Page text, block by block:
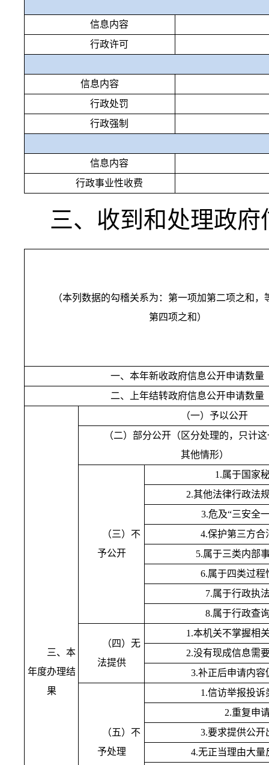
信息内容
行政许可
信息内容
行政处罚
行政强制
信息内容
行政事业性收费
三、收到和处理政
（本列数据的勾稽关系为：第一项加第二项之和，
第四项之和）
一、本年新收政府信息公开申请数量
二、上年结转政府信息公开申请数量
三、本
年度办理结
果
（一）予以公开
（二）部分公开（区分处理的，只计
其他情形）
（三）不
予公开
1.属于国家
2.其他法律行政法
3.危及“三安全
4.保护第三方合
5.属于三类内部
6.属于四类过程
7.属于行政执
8.属于行政查
（四）无
法提供
1.本机关不掌握相
2.没有现成信息需
3.补正后申请内容
（五）不
予处理
1.信访举报投诉
2.重复申
3.要求提供公开
4.无正当理由大量